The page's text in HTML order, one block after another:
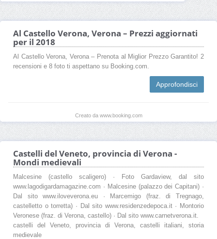
Al Castello Verona, Verona – Prezzi aggiornati
per il 2018
Al Castello Verona, Verona – Prenota al Miglior Prezzo Garantito! 2
recensioni e 8 foto ti aspettano su Booking.com.
Approfondisci
Creato da www.booking.com
Castelli del Veneto, provincia di Verona -
Mondi medievali
Malcesine (castello scaligero) · Foto Gardaview, dal sito
www.lagodigardamagazine.com · Malcesine (palazzo dei Capitani) ·
Dal sito www.iloveverona.eu · Marcemigo (fraz. di Tregnago,
castelletto o torretta) · Dal sito www.residenzedepoca.it · Montorio
Veronese (fraz. di Verona, castello) · Dal sito www.carnetverona.it.
castelli del Veneto, provincia di Verona, castelli italiani, storia
medievale